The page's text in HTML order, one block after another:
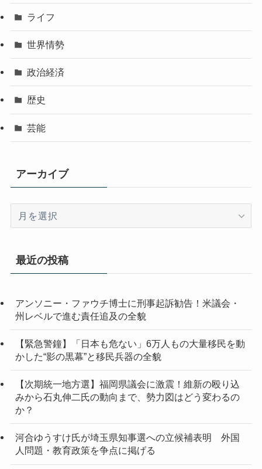
ライフ
世界情勢
政治経済
歴史
芸能
アーカイブ
イ
最近の投稿
アンソニー・ファウチ博士に刑事起訴勧告！米議会・
州レベルで進む責任追及の全貌
【緊急警鐘】「日本も危ない」6万人もの大量移民を動
かした“影の黒幕”と移民兵器の全貌
【次期統一地方選】福岡県議会に激震！維新の殴り込
みから石丸伸二氏の動向まで、勢力図はどう変わるの
か？
河合ゆうすけ氏が埼玉県知事選への立候補表明 外国
人問題・教育政策を争点に掲げる